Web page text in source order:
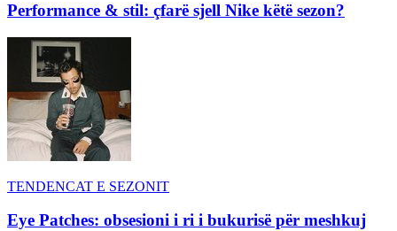
Performance & stil: çfarë sjell Nike këtë sezon?
TENDENCAT E SEZONIT
Eye Patches: obsesioni i ri i bukurisë për meshkuj